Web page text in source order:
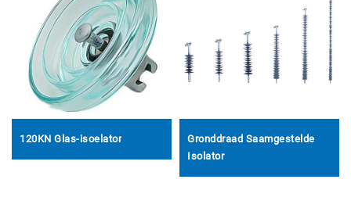
120KN Glas-isoelator
Gronddraad Saamgestelde
Isolator